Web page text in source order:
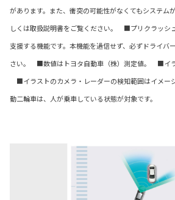
があります。また、衝突の可能性がなくてもシステム
しくは取扱説明書をご覧ください。 ■プリクラッシ
支援する機能です。本機能を過信せず、必ずドライバ
さい。 ■数値はトヨタ自動車（株）測定値。 ■イラ
■イラストのカメラ・レーダーの検知範囲はイメ
動二輪車は、人が乗車している状態が対象です。